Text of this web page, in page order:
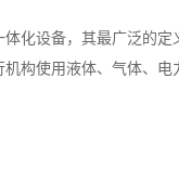
化设备，其最广泛的
构使用液体、气体、电